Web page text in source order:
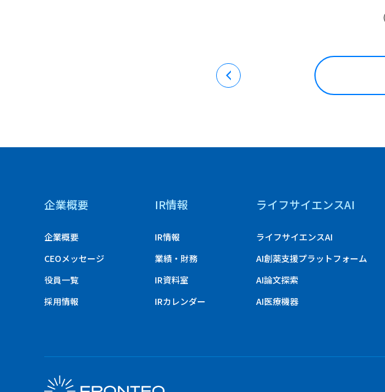
企業概要
企業概要
CEOメッセージ
役員一覧
採用情報
IR情報
IR情報
業績・財務
IR資料室
IRカレンダー
ライフサイエンスAI
ライフサイエンスAI
AI創薬支援プラットフォーム
AI論文探索
AI医療機器